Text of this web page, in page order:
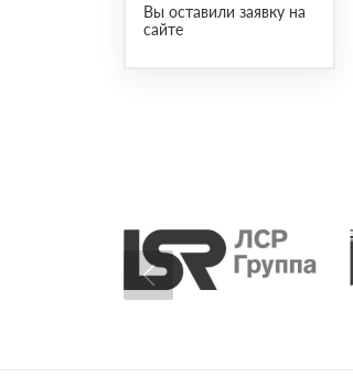
Вы оставили заявку на
сайте